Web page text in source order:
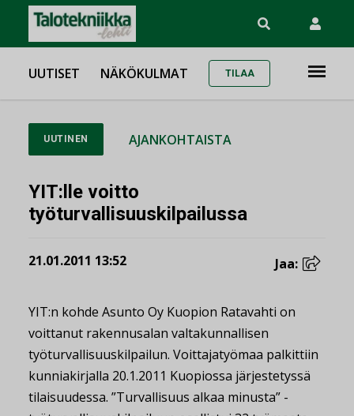
UUTISET NÄKÖKULMAT TILAA
UUTINEN AJANKOHTAISTA
YIT:lle voitto
työturvallisuuskilpailussa
21.01.2011 13:52 Jaa:
YIT:n kohde Asunto Oy Kuopion Ratavahti on
voittanut rakennusalan valtakunnallisen
työturvallisuuskilpailun. Voittajatyömaa palkittiin
kunniakirjalla 20.1.2011 Kuopiossa järjestetyssä
tilaisuudessa. ”Turvallisuus alkaa minusta” -